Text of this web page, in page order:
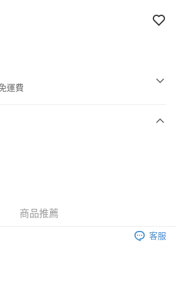
運費
認後2-4個工作天到店，7天內取。逾期後
商品推薦
客服